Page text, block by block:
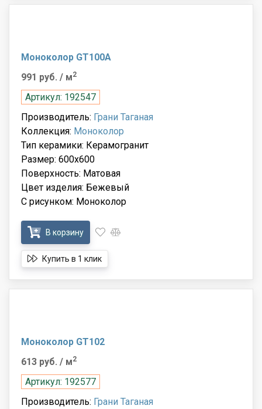
Моноколор GT100A
991 руб. / м2
Артикул: 192547
Производитель: Грани Таганая
Коллекция: Моноколор
Тип керамики: Керамогранит
Размер: 600x600
Поверхность: Матовая
Цвет изделия: Бежевый
С рисунком: Моноколор
В корзину
Купить в 1 клик
Моноколор GT102
613 руб. / м2
Артикул: 192577
Производитель: Грани Таганая